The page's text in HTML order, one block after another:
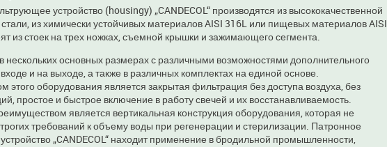
устройство (housingy) „CANDECOL“ производятся из высококачественной
из химически устойчивых материалов AISI 316L или пищевых материалов AISI
из стоек на трех ножках, съемной крышки и зажимающего сегмента.
нескольких основных размерах с различными возможностями дополнительного
и на выходе, а также в различных комплектах на единой основе.
этого оборудования является закрытая фильтрация без доступа воздуха, без
простое и быстрое включение в работу свечей и их восстанавливаемость.
является вертикальная конструкция оборудования, которая не
требований к объему воды при регенерации и стерилизации. Патронное
„CANDECOL“ находит применение в бродильной промышленности,